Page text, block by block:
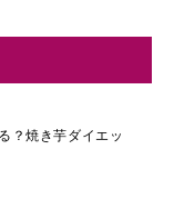
？焼き芋ダイエッ